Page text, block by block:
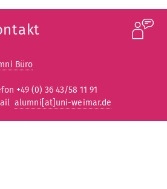
Büro
+49 (0) 36 43/58 11 91
alumni[at]uni-weimar.de